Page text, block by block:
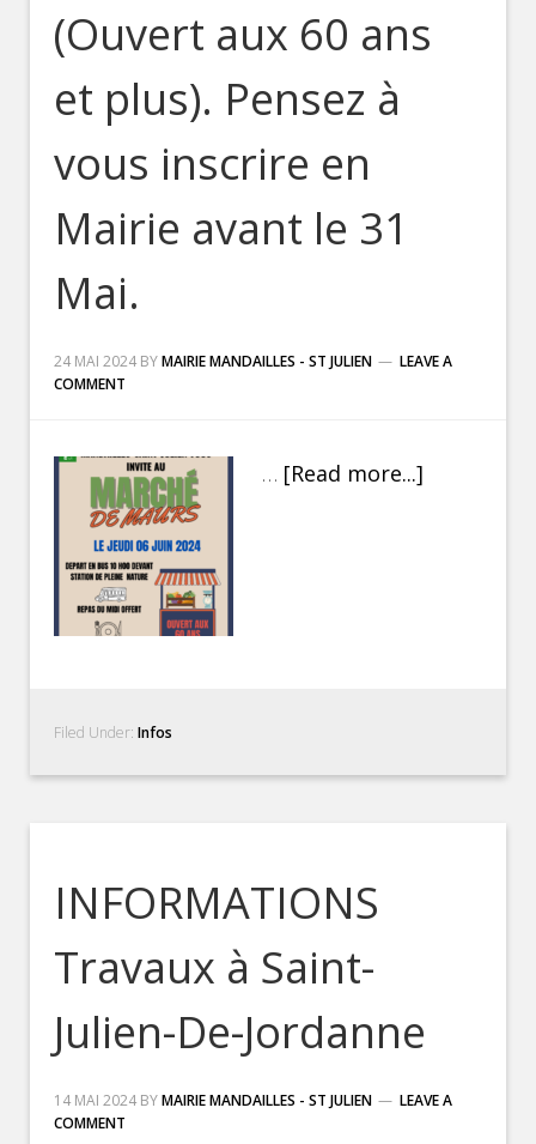
(Ouvert aux 60 ans
et plus). Pensez à
vous inscrire en
Mairie avant le 31
Mai.
24 MAI 2024 BYMAIRIE MANDAILLES - ST JULIEN
LEAVE A
COMMENT
… [Read more...]
Filed Under:Infos
INFORMATIONS
Travaux à Saint-
Julien-De-Jordanne
14 MAI 2024 BYMAIRIE MANDAILLES - ST JULIEN
LEAVE A
COMMENT